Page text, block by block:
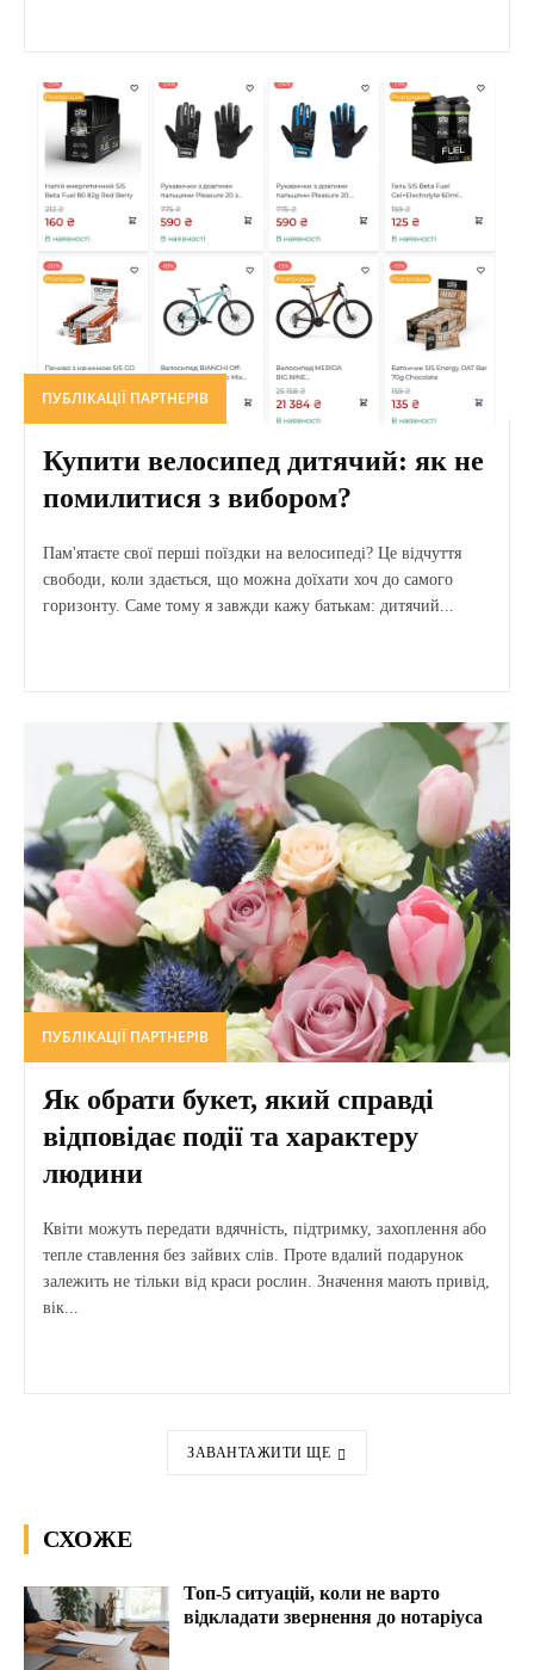
ПУБЛІКАЦІЇ ПАРТНЕРІВ
Купити велосипед дитячий: як не
помилитися з вибором?
Пам'ятаєте свої перші поїздки на велосипеді? Це відчуття
свободи, коли здається, що можна доїхати хоч до самого
горизонту. Саме тому я завжди кажу батькам: дитячий...
ПУБЛІКАЦІЇ ПАРТНЕРІВ
Як обрати букет, який справді
відповідає події та характеру
людини
Квіти можуть передати вдячність, підтримку, захоплення або
тепле ставлення без зайвих слів. Проте вдалий подарунок
залежить не тільки від краси рослин. Значення мають привід,
вік...
ЗАВАНТАЖИТИ ЩЕ
СХОЖЕ
Топ-5 ситуацій, коли не варто
відкладати звернення до нотаріуса